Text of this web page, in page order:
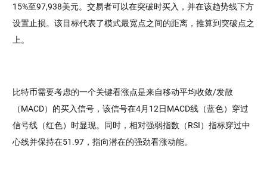
15%至97,938美元。交易者可以在突破时买入，并在该趋势线下方
设置止损。该目标代表了模式最宽点之间的距离，推算到突破点之
上。
比特币需要考虑的一个关键看涨点是来自移动平均收敛/发散
（MACD）的买入信号，该信号在4月12日MACD线（蓝色）穿过
信号线（红色）时显现。同时，相对强弱指数（RSI）指标穿过中
心线并保持在51.97，指向潜在的强劲看涨动能。